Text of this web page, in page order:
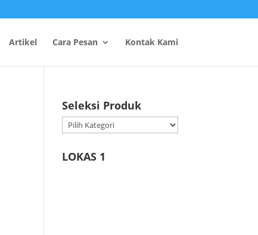
Artikel Cara Pesan Kontak Kami
Seleksi Produk
Seleksi
Produk
LOKAS 1